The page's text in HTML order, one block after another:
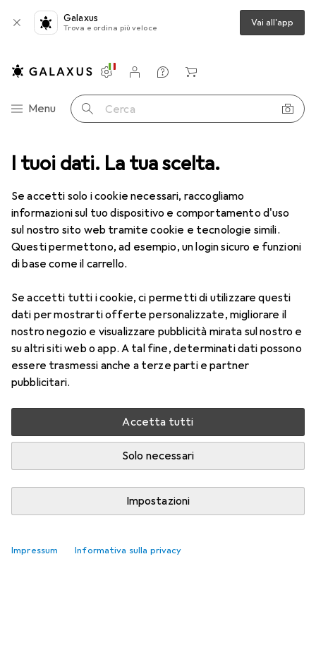
I tuoi dati. La tua scelta.
Se accetti solo i cookie necessari, raccogliamo
informazioni sul tuo dispositivo e comportamento d'uso
sul nostro sito web tramite cookie e tecnologie simili.
Questi permettono, ad esempio, un login sicuro e funzioni
di base come il carrello.
Se accetti tutti i cookie, ci permetti di utilizzare questi
dati per mostrarti offerte personalizzate, migliorare il
nostro negozio e visualizzare pubblicità mirata sul nostro e
su altri siti web o app. A tal fine, determinati dati possono
essere trasmessi anche a terze parti e partner
pubblicitari.
Accetta tutti
Solo necessari
Impostazioni
Impressum Informativa sulla privacy
Galaxus
Trova e ordina più veloce Vai all'app
Categoria Navigazione
Menu Cerca
Impostazioni
Conto cliente
Liste di confronto
Liste dei desideri
Carrello
Tutte le categorie Sport Outdoor Navigazione all'aperto
Navigazione all'aperto
ScopriForum
Bussole più venduti